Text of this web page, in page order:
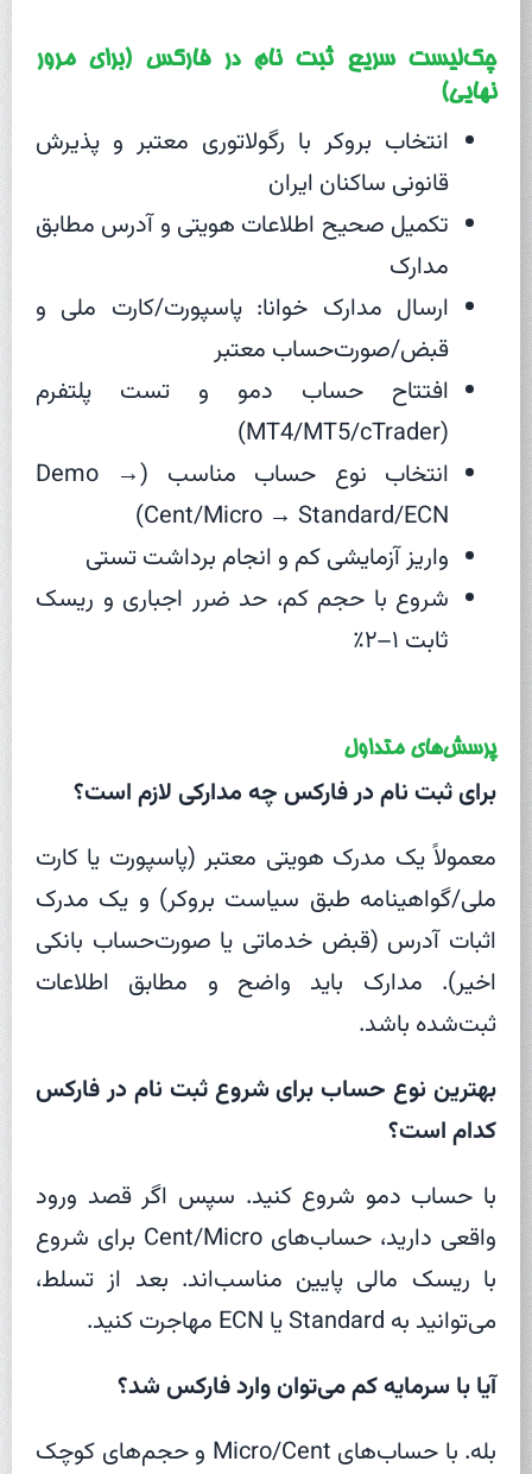
چک‌لیست سریع ثبت نام در فارکس (برای مرور
نهایی)
انتخاب بروکر با رگولاتوری معتبر و پذیرش
قانونی ساکنان ایران
تکمیل صحیح اطلاعات هویتی و آدرس مطابق
مدارک
ارسال مدارک خوانا: پاسپورت/کارت ملی و
قبض/صورت‌حساب معتبر
افتتاح حساب دمو و تست پلتفرم
(MT4/MT5/cTrader)
انتخاب نوع حساب مناسب (Demo →
Cent/Micro → Standard/ECN)
واریز آزمایشی کم و انجام برداشت تستی
شروع با حجم کم، حد ضرر اجباری و ریسک
ثابت ۱–۲٪
پرسش‌های متداول
برای ثبت نام در فارکس چه مدارکی لازم است؟
معمولاً یک مدرک هویتی معتبر (پاسپورت یا کارت
ملی/گواهینامه طبق سیاست بروکر) و یک مدرک
اثبات آدرس (قبض خدماتی یا صورت‌حساب بانکی
اخیر). مدارک باید واضح و مطابق اطلاعات
ثبت‌شده باشد.
بهترین نوع حساب برای شروع ثبت نام در فارکس
کدام است؟
با حساب دمو شروع کنید. سپس اگر قصد ورود
واقعی دارید، حساب‌های Cent/Micro برای شروع
با ریسک مالی پایین مناسب‌اند. بعد از تسلط،
می‌توانید به Standard یا ECN مهاجرت کنید.
آیا با سرمایه کم می‌توان وارد فارکس شد؟
بله. با حساب‌های Micro/Cent و حجم‌های کوچک